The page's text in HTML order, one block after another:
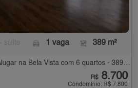
1 vaga 389 m²
R$ 8.700
Condomínio: R$ 7.800